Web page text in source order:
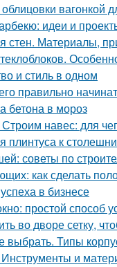
вагонкой
идеи и
стен. Материалы,
и стиль в одном
правильно
бетона в мороз
навес: для
плинтуса к
советы по
как сделать
в бизнесе
простой способ
во дворе сетку,
выбрать. Типы
и